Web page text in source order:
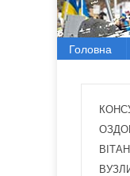
Документація
Електронний вісник
Новини з регіонів
Головна